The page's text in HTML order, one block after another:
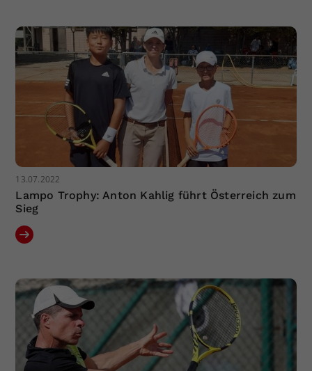
13.07.2022
Lampo Trophy: Anton Kahlig führt Österreich zum
Sieg
Zweck
Einstellungen. Unter anderem eine
zufällig generierte ID, für die
historische Speicherung Ihrer
vorgenommen Einstellungen, falls der
Webseiten-Betreiber dies eingestellt
hat.